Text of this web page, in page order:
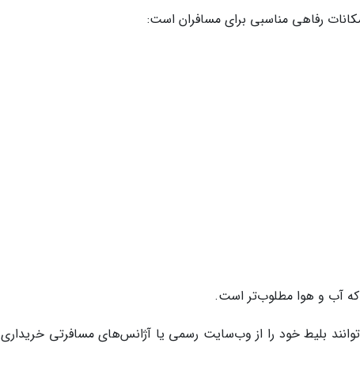
رفاهی مناسبی برای مسافران است:
که آب و هوا مطلوب‌تر است.
بلیط خود را از وب‌سایت رسمی یا آژانس‌های مسافرتی خریداری